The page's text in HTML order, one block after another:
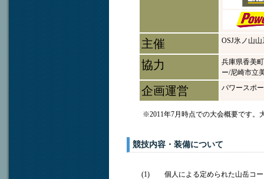
主催 OSJ氷ノ山
協力
兵庫県香美
ー/尼崎市立
企画運営 パワースポ
※2011年7月時点での大会概要です。大
競技内容・装備について
(1)
個人による定められた山岳コ